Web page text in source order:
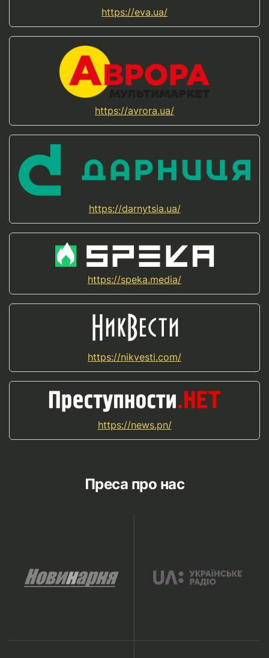
https://eva.ua/
https://avrora.ua/
https://darnytsia.ua/
https://speka.media/
https://nikvesti.com/
https://news.pn/
Преса про нас